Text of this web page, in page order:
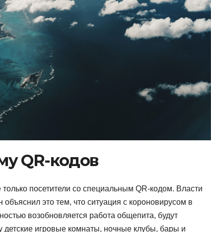
QR-кодов
посетители со специальным QR-кодом. Власти
это тем, что ситуация с короновирусом в
возобновляется работа общепита, будут
игровые комнаты, ночные клубы, бары и